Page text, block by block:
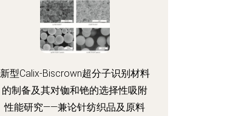
新型Calix-Biscrown超分子识别材料
的制备及其对铷和铯的选择性吸附
性能研究——兼论针纺织品及原料